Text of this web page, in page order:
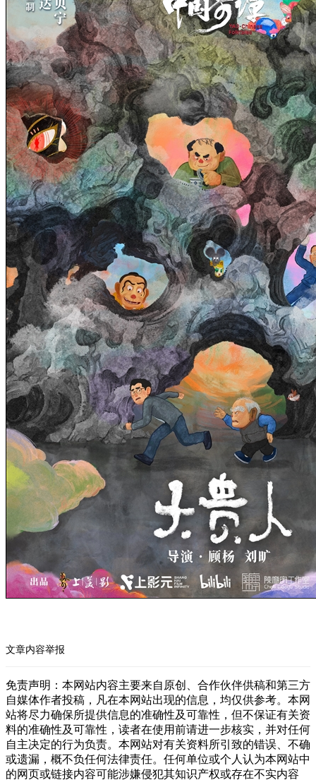
文章内容举报
免责声明：本网站内容主要来自原创、合作伙伴供稿和第三方
自媒体作者投稿，凡在本网站出现的信息，均仅供参考。本网
站将尽力确保所提供信息的准确性及可靠性，但不保证有关资
料的准确性及可靠性，读者在使用前请进一步核实，并对任何
自主决定的行为负责。本网站对有关资料所引致的错误、不确
或遗漏，概不负任何法律责任。任何单位或个人认为本网站中
的网页或链接内容可能涉嫌侵犯其知识产权或存在不实内容